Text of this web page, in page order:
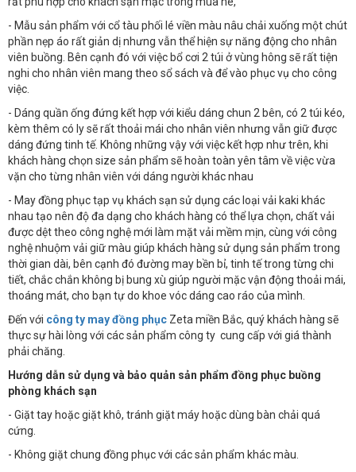
- Mẫu sản phẩm với cổ tàu phối lé viền màu nâu chải xuống một chút
phần nẹp áo rất giản dị nhưng vẫn thể hiện sự năng động cho nhân
viên buồng. Bên cạnh đó với việc bổ cơi 2 túi ở vùng hông sẽ rất tiện
nghi cho nhân viên mang theo sổ sách và để vào phục vụ cho công
việc.
- Dáng quần ống đứng kết hợp với kiểu dáng chun 2 bên, có 2 túi kéo,
kèm thêm có ly sẽ rất thoải mái cho nhân viên nhưng vẫn giữ được
dáng đứng tinh tế. Không những vậy với việc kết hợp như trên, khi
khách hàng chọn size sản phẩm sẽ hoàn toàn yên tâm về việc vừa
vặn cho từng nhân viên với dáng người khác nhau
- May đồng phục tạp vụ khách sạn sử dụng các loại vải kaki khác
nhau tạo nên độ đa dạng cho khách hàng có thể lựa chọn, chất vải
được dệt theo công nghệ mới làm mặt vải mềm mịn, cùng với công
nghệ nhuộm vải giữ màu giúp khách hàng sử dụng sản phẩm trong
thời gian dài, bên cạnh đó đường may bền bỉ, tinh tế trong từng chi
tiết, chắc chắn không bị bung xù giúp người mặc vận động thoải mái,
thoáng mát, cho bạn tự do khoe vóc dáng cao ráo của mình.
Đến với công ty may đồng phục Zeta miền Bắc, quý khách hàng sẽ
thực sự hài lòng với các sản phẩm công ty cung cấp với giá thành
phải chăng.
Hướng dẫn sử dụng và bảo quản sản phẩm đồng phục buồng
phòng khách sạn
- Giặt tay hoặc giặt khô, tránh giặt máy hoặc dùng bàn chải quá
cứng.
- Không giặt chung đồng phục với các sản phẩm khác màu.